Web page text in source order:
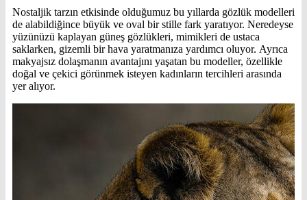
Nostaljik tarzın etkisinde olduğumuz bu yıllarda gözlük modelleri
de alabildiğince büyük ve oval bir stille fark yaratıyor. Neredeyse
yüzünüzü kaplayan güneş gözlükleri, mimikleri de ustaca
saklarken, gizemli bir hava yaratmanıza yardımcı oluyor. Ayrıca
makyajsız dolaşmanın avantajını yaşatan bu modeller, özellikle
doğal ve çekici görünmek isteyen kadınların tercihleri arasında
yer alıyor.